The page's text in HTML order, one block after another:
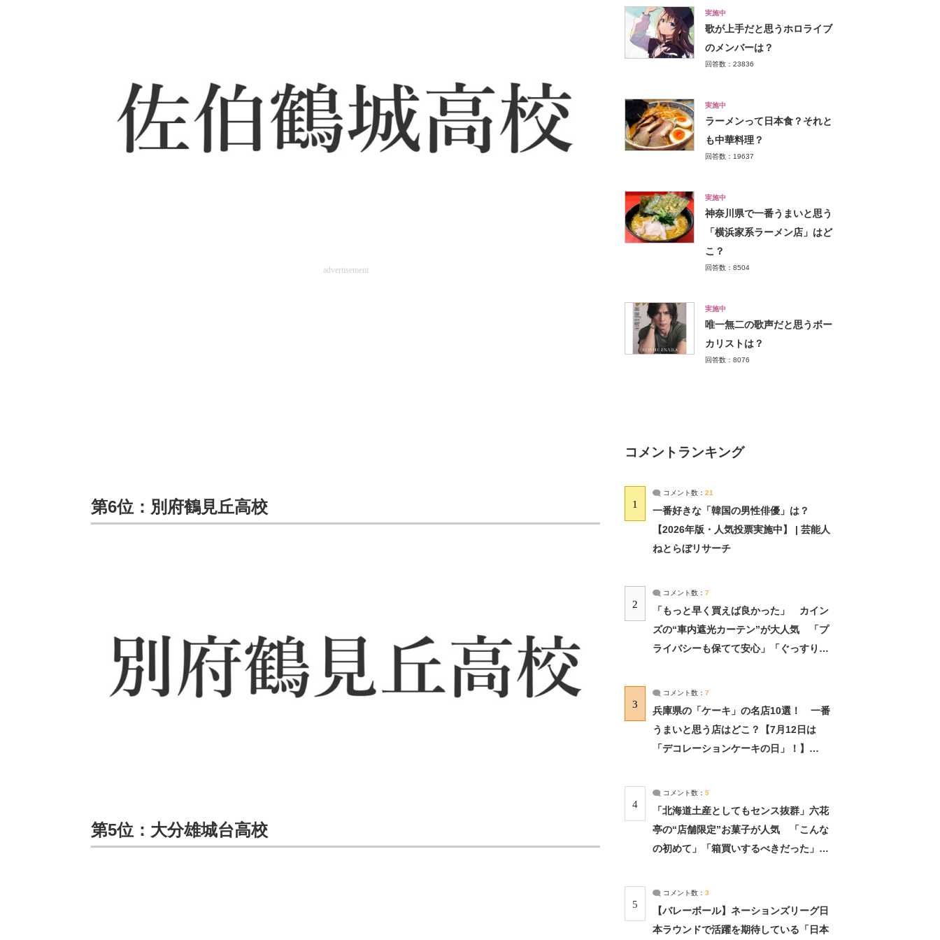
advertisement
第6位：別府鶴見丘高校
第5位：大分雄城台高校
実施中
歌が上手だと思うホロライブ
のメンバーは？
回答数：23836
実施中
ラーメンって日本食？それと
も中華料理？
回答数：19637
実施中
神奈川県で一番うまいと思う
「横浜家系ラーメン店」はど
こ？
回答数：8504
実施中
唯一無二の歌声だと思うボー
カリストは？
回答数：8076
コメントランキング
1
コメント数： 21
一番好きな「韓国の男性俳優」は？
【2026年版・人気投票実施中】 | 芸能人
ねとらぼリサーチ
2
コメント数： 7
「もっと早く買えば良かった」 カイン
ズの“車内遮光カーテン”が大人気 「プ
ライバシーも保てて安心」「ぐっすり眠
3
コメント数： 7
兵庫県の「ケーキ」の名店10選！ 一番
うまいと思う店はどこ？【7月12日は
「デコレーションケーキの日」！】
4
コメント数： 5
「北海道土産としてもセンス抜群」六花
亭の“店舗限定”お菓子が人気 「こんな
の初めて」「箱買いするべきだった」
5
コメント数： 3
【バレーボール】ネーションズリーグ日
本ラウンドで活躍を期待している「日本